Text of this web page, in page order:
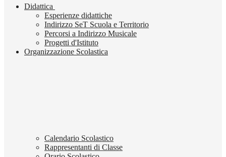
Didattica
Esperienze didattiche
Indirizzo SeT Scuola e Territorio
Percorsi a Indirizzo Musicale
Progetti d'Istituto
Organizzazione Scolastica
Calendario Scolastico
Rappresentanti di Classe